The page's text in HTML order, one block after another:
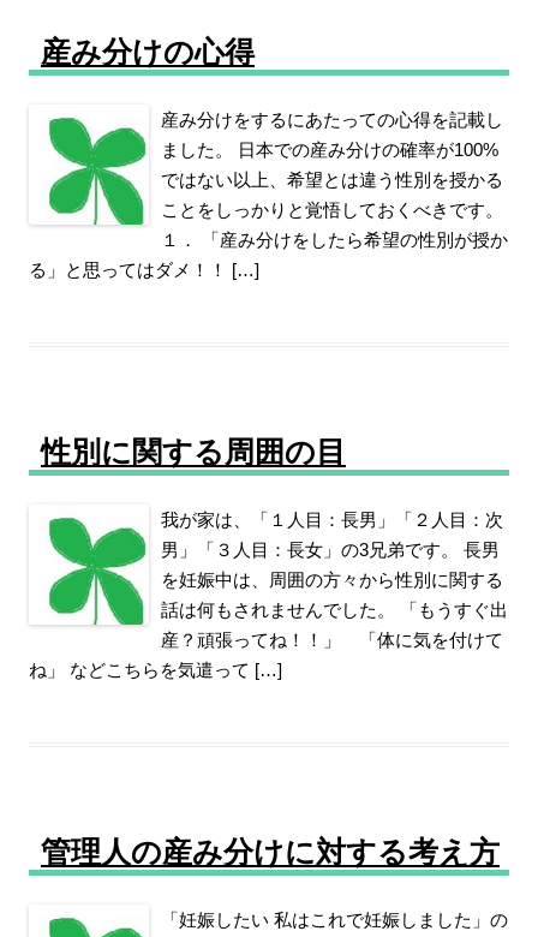
産み分けの心得
産み分けをするにあたっての心得を記載し
ました。 日本での産み分けの確率が100%
ではない以上、希望とは違う性別を授かる
ことをしっかりと覚悟しておくべきです。
１． 「産み分けをしたら希望の性別が授か
る」と思ってはダメ！！ […]
性別に関する周囲の目
我が家は、「１人目：長男」「２人目：次
男」「３人目：長女」の3兄弟です。 長男
を妊娠中は、周囲の方々から性別に関する
話は何もされませんでした。 「もうすぐ出
産？頑張ってね！！」 「体に気を付けて
ね」 などこちらを気遣って […]
管理人の産み分けに対する考え方
「妊娠したい 私はこれで妊娠しました」の